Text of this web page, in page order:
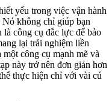
yếu trong việc vận hành
Nó không chỉ giúp bạn
công cụ đắc lực để bảo
lại trải nghiệm liền
công cụ mạnh mẽ và
này trở nên đơn giản hơn
thực hiện chỉ với vài cú